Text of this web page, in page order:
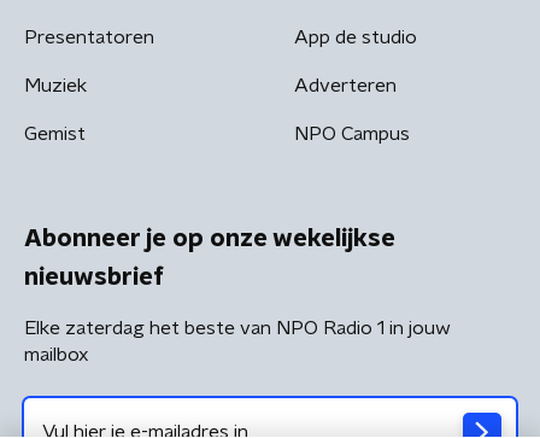
Presentatoren
Muziek
Gemist
App de studio
Adverteren
NPO Campus
Abonneer je op onze wekelijkse
nieuwsbrief
Elke zaterdag het beste van NPO Radio 1 in jouw
mailbox